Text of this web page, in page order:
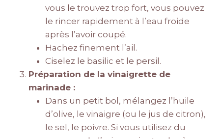
vous le trouvez trop fort, vous pouvez
le rincer rapidement à l’eau froide
après l’avoir coupé.
Hachez finement l’ail.
Ciselez le basilic et le persil.
Préparation de la vinaigrette de
marinade :
Dans un petit bol, mélangez l’huile
d’olive, le vinaigre (ou le jus de citron),
le sel, le poivre. Si vous utilisez du